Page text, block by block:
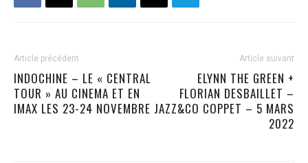
Article précédent
INDOCHINE – LE « CENTRAL
TOUR » AU CINEMA ET EN
IMAX LES 23-24 NOVEMBRE
Article suivant
ELYNN THE GREEN +
FLORIAN DESBAILLET –
JAZZ&CO COPPET – 5 MARS
2022